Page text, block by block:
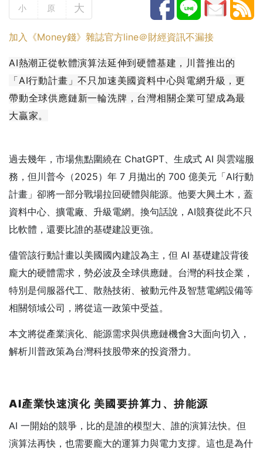
小 原 大
加入《Money錢》雜誌官方line＠財經資訊不漏接
AI熱潮正從軟體演算法延伸到硬體基建，川普推出的
「AI行動計畫」不只加速美國資料中心與電網升級，更
帶動全球供應鏈新一輪洗牌，台灣相關企業可望成為最
大贏家。
過去幾年，市場焦點圍繞在 ChatGPT、生成式 AI 與雲端服
務，但川普今（2025）年 7 月拋出的 700 億美元「AI行動
計畫」卻將一部分戰場拉回硬體與能源。他要大興土木，蓋
資料中心、擴電廠、升級電網。換句話說，AI競賽從此不只
比軟體，還要比誰的基礎建設更強。
儘管該行動計畫以美國國內建設為主，但 AI 基礎建設背後
龐大的硬體需求，勢必波及全球供應鏈。台灣的科技企業，
特別是伺服器代工、散熱技術、被動元件及智慧電網設備等
相關領域公司，將從這一政策中受益。
本文將從產業演化、能源需求與供應鏈機會3大面向切入，
解析川普政策為台灣科技股帶來的投資潛力。
AI產業快速演化 美國要拚算力、拚能源
AI 一開始的競爭，比的是誰的模型大、誰的演算法快。但
演算法再快，也需要龐大的運算力與電力支撐。這也是為什